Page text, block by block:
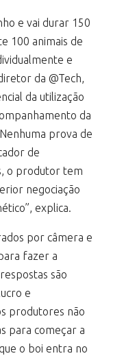
e vai durar 150
100 animais de
e
da @Tech,
da utilização
da
prova de
de
o produtor tem
negociação
explica.
por câmera e
fazer a
são
e
produtores não
para começar a
o boi entra no